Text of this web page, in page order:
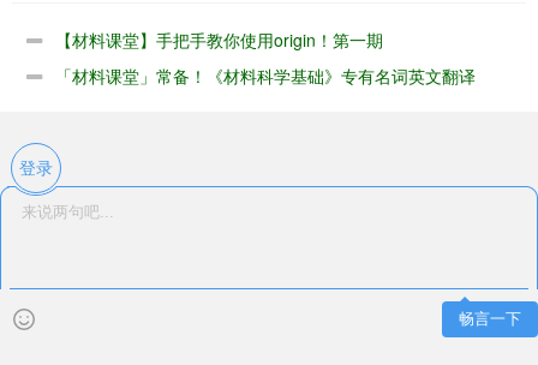
【材料课堂】手把手教你使用origin！第一期
「材料课堂」常备！《材料科学基础》专有名词英文翻译
登录
畅言一下